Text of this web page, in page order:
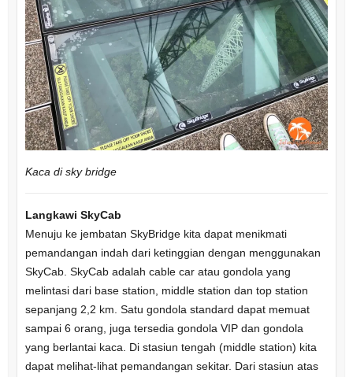
Kaca di sky bridge
Langkawi SkyCab
Menuju ke jembatan SkyBridge kita dapat menikmati
pemandangan indah dari ketinggian dengan menggunakan
SkyCab. SkyCab adalah cable car atau gondola yang
melintasi dari base station, middle station dan top station
sepanjang 2,2 km. Satu gondola standard dapat memuat
sampai 6 orang, juga tersedia gondola VIP dan gondola
yang berlantai kaca. Di stasiun tengah (middle station) kita
dapat melihat-lihat pemandangan sekitar. Dari stasiun atas